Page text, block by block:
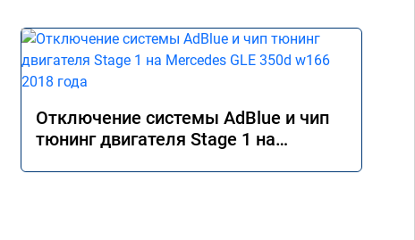
Отключение системы AdBlue и чип
тюнинг двигателя Stage 1 на